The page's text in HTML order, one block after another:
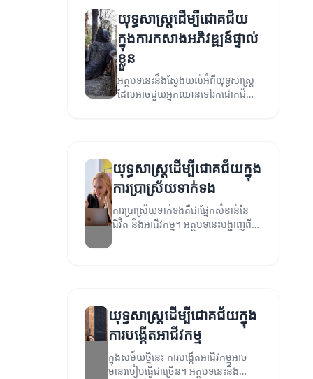
យុទ្ធសាស្ត្រដើម្បីជោគជ័យ
ក្នុងការកសាងអភិវឌ្ឍន៍ផ្ទាល់
ខ្លួន
អត្ថបទនេះនឹងស្វែងយល់អំពីយុទ្ធសាស្ត្រ
ដែលអាចជួយអ្នកឈានទៅរកជោគជ័យ​
យុទ្ធសាស្ត្រដើម្បីជោគជ័យក្នុង
ការប្រាស្រ័យទាក់ទង
ការប្រាស្រ័យទាក់ទងគឺជាផ្នែកសំខាន់នៃ
ជីវិត និងអាជីវកម្ម។ អត្ថបទនេះបង្ហាញពី
យុទ្ធសាស្ត្រដ៏មានប្រសិទ្ធភាពសម្រាប់ការ
យុទ្ធសាស្ត្រដើម្បីជោគជ័យក្នុង
ការបង្កើតអាជីវកម្ម
ក្នុងសម័យថ្មីនេះ ការបង្កើតអាជីវកម្មអាច
មានរបៀបធ្វើជាច្រើន។ អត្ថបទនេះនឹង